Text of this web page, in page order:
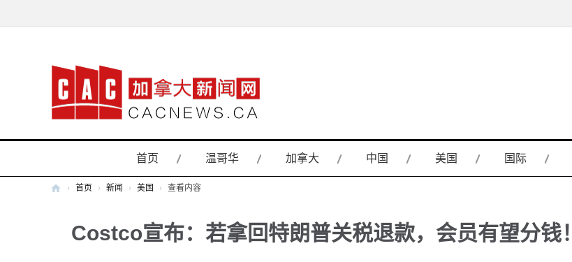
首页 温哥华 加拿大 中国 美国 国际
› 首页 › 新闻 › 美国 › 查看内容
Costco宣布：若拿回特朗普关税退款，会员有望分钱！